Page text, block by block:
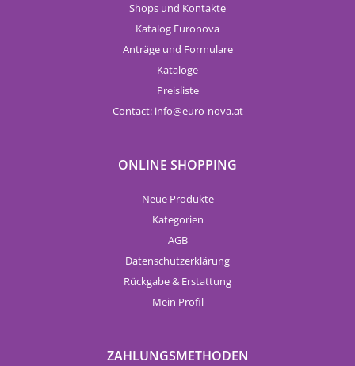
Shops und Kontakte
Katalog Euronova
Anträge und Formulare
Kataloge
Preisliste
Contact: info euro-nova.at
ONLINE SHOPPING
Neue Produkte
Kategorien
AGB
Datenschutzerklärung
Rückgabe & Erstattung
Mein Profil
ZAHLUNGSMETHODEN